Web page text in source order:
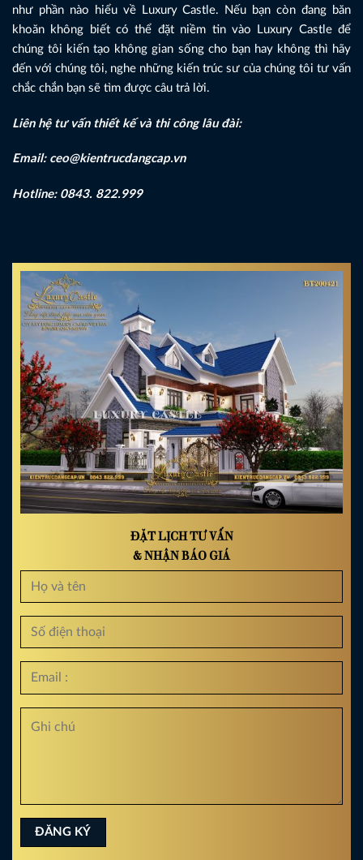
như phần nào hiểu về Luxury Castle. Nếu bạn còn đang băn
khoăn không biết có thể đặt niềm tin vào Luxury Castle để
chúng tôi kiến tạo không gian sống cho bạn hay không thì hãy
đến với chúng tôi, nghe những kiến trúc sư của chúng tôi tư vấn
chắc chắn bạn sẽ tìm được câu trả lời.
Liên hệ tư vấn thiết kế và thi công lâu đài:
Email: ceo@kientrucdangcap.vn
Hotline: 0843. 822.999
ĐẶT LỊCH TƯ VẤN
& NHẬN BÁO GIÁ